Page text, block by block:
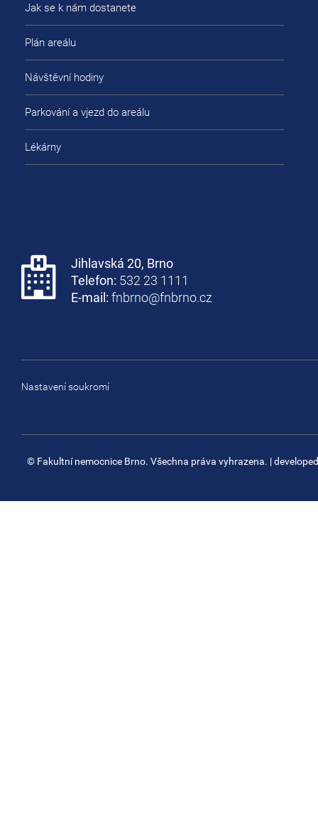
Jak se k nám dostanete
Plán areálu
Návštěvní hodiny
Parkování a vjezd do areálu
Lékárny
Jihlavská 20, Brno
Telefon: 532 23 1111
E-mail: fnbrno@fnbrno.cz
Nastavení soukromí
© Fakultní nemocnice Brno. Všechna práva vyhrazena. |